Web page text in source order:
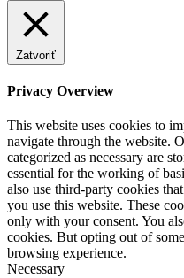
Zatvoriť
Privacy Overview
This website uses cookies to
navigate through the website.
categorized as necessary are
essential for the working of
also use third-party cookies
you use this website. These
only with your consent. You
cookies. But opting out of
browsing experience.
Necessary